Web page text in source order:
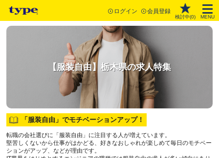
ログイン 会員登録
検討中(0) MENU
【服装自由】栃木県の求人特集
「服装自由」でモチベーションアップ！
転職の会社選びに「服装自由」に注目する人が増えています。
堅苦しくないから仕事がはかどる、好きなおしゃれが楽しめて毎日のモチベー
ションがアップ、などが理由です。